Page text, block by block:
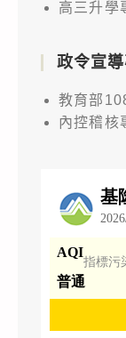
高三升學
政令宣
教育部
內控稽核